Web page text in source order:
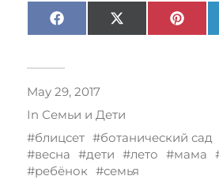
Facebook X
(Twitter)
May 29, 2017
In Семьи и Дети
блицсет
ботанический сад
весна
дети лето мама
ребёнок
семья